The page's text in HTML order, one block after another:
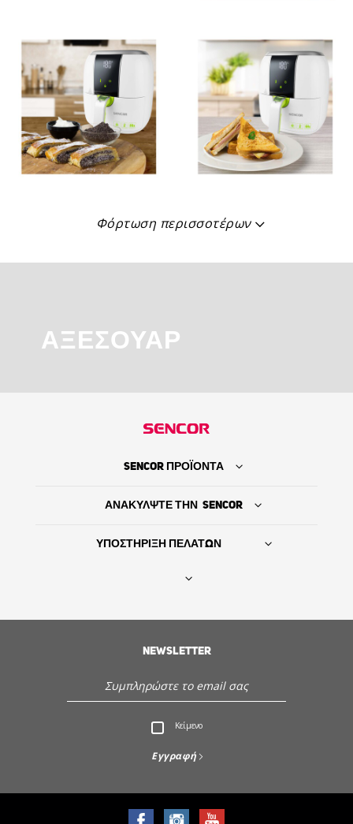
Εξυπηρέτηση - Υποστήριξη πελατών
Φόρτωση περισσοτέρων
ΑΞΕΣΟΥΆΡ
SENCOR ΠΡΟΪΟΝΤΑ
ΑΝΑΚΥΛΨΤΕ ΤΗΝ SENCOR
ΥΠΟΣΤΗΡΙΞΗ ΠΕΛΑΤΩΝ
NEWSLETTER
Κείμενο
Εγγραφή